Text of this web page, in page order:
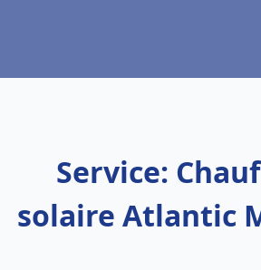
Service:
solaire Atlantic